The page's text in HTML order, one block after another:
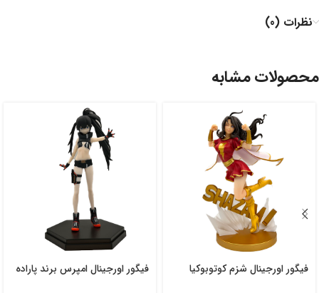
نظرات (0)
محصولات مشابه
فیگور اورجینال شزم کوتوبوکیا فیگور اورجینال امپرس برند پاراده